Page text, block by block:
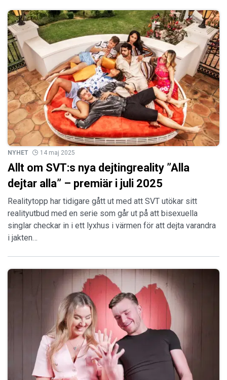
NYHET 14 maj 2025
Allt om SVT:s nya dejtingreality ”Alla
dejtar alla” – premiär i juli 2025
Realitytopp har tidigare gått ut med att SVT utökar sitt
realityutbud med en serie som går ut på att bisexuella
singlar checkar in i ett lyxhus i värmen för att dejta varandra
i jakten…